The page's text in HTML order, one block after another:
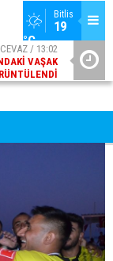
Bitlis
19
°C/ 13:02
VAŞAK
/ 09:10